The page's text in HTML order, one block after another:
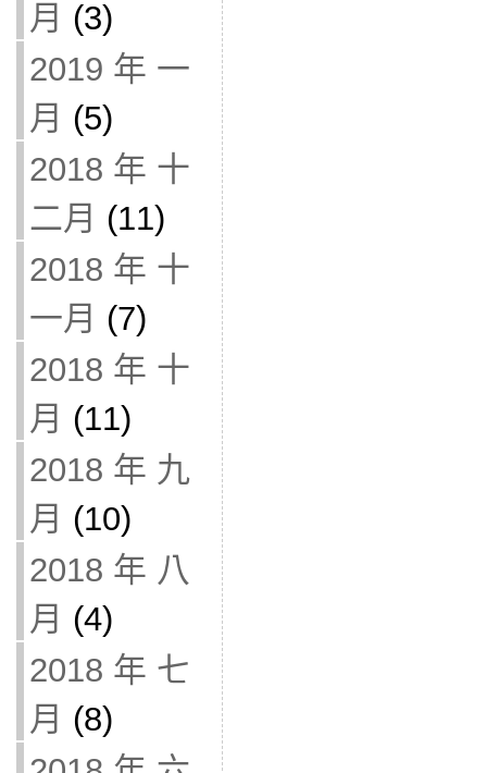
月 (3)
2019 年 一
月 (5)
2018 年 十
二月 (11)
2018 年 十
一月 (7)
2018 年 十
月 (11)
2018 年 九
月 (10)
2018 年 八
月 (4)
2018 年 七
月 (8)